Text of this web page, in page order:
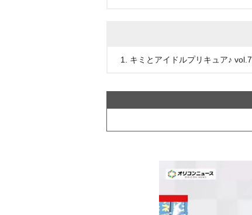
1. キミとアイドルプリキュア♪ vol.7